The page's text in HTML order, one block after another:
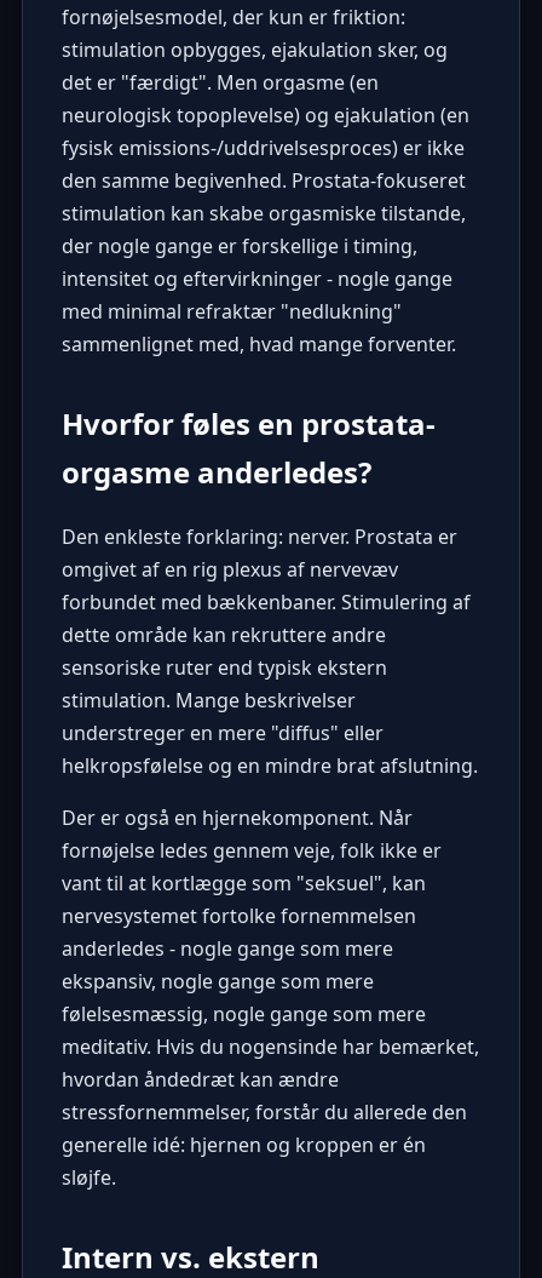
fornøjelsesmodel, der kun er friktion:
stimulation opbygges, ejakulation sker, og
det er "færdigt". Men orgasme (en
neurologisk topoplevelse) og ejakulation (en
fysisk emissions-/uddrivelsesproces) er ikke
den samme begivenhed. Prostata-fokuseret
stimulation kan skabe orgasmiske tilstande,
der nogle gange er forskellige i timing,
intensitet og eftervirkninger - nogle gange
med minimal refraktær "nedlukning"
sammenlignet med, hvad mange forventer.
Hvorfor føles en prostata-
orgasme anderledes?
Den enkleste forklaring: nerver. Prostata er
omgivet af en rig plexus af nervevæv
forbundet med bækkenbaner. Stimulering af
dette område kan rekruttere andre
sensoriske ruter end typisk ekstern
stimulation. Mange beskrivelser
understreger en mere "diffus" eller
helkropsfølelse og en mindre brat afslutning.
Der er også en hjernekomponent. Når
fornøjelse ledes gennem veje, folk ikke er
vant til at kortlægge som "seksuel", kan
nervesystemet fortolke fornemmelsen
anderledes - nogle gange som mere
ekspansiv, nogle gange som mere
følelsesmæssig, nogle gange som mere
meditativ. Hvis du nogensinde har bemærket,
hvordan åndedræt kan ændre
stressfornemmelser, forstår du allerede den
generelle idé: hjernen og kroppen er én
sløjfe.
Intern vs. ekstern